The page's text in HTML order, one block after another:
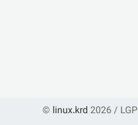
© linux.krd 2026 /